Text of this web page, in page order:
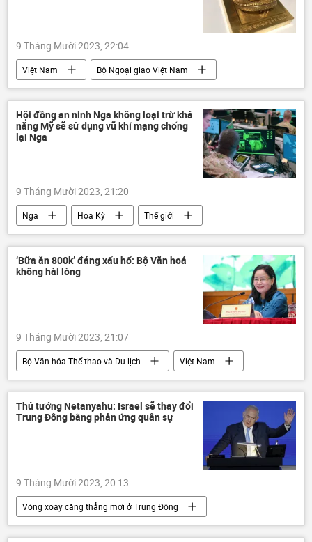
9 Tháng Mười 2023, 22:04
Việt Nam
Bộ Ngoại giao Việt Nam
Bộ Văn hóa Thể thao và Du lịch
Pháp
Cổ vật
Nhà Nguyễn
Hội đồng an ninh Nga không loại trừ khả
năng Mỹ sẽ sử dụng vũ khí mạng chống
lại Nga
9 Tháng Mười 2023, 21:20
Nga Hoa Kỳ
Thế giới
Ukraina
Cuộc khủng hoảng ở Ukraina
xung đột quân sự
Internet
Hội đồng An ninh Nga
‘Bữa ăn 800k’ đáng xấu hổ: Bộ Văn hoá
không hài lòng
9 Tháng Mười 2023, 21:07
Bộ Văn hóa Thể thao và Du lịch
Việt Nam
Xã hội
Thể thao
thể dục
Chính sách
Hà Nội
Thủ tướng Netanyahu: Israel sẽ thay đổi
Trung Đông bằng phản ứng quân sự
9 Tháng Mười 2023, 20:13
Vòng xoáy căng thẳng mới ở Trung Đông
Israel
Palestine
xung đột quân sự